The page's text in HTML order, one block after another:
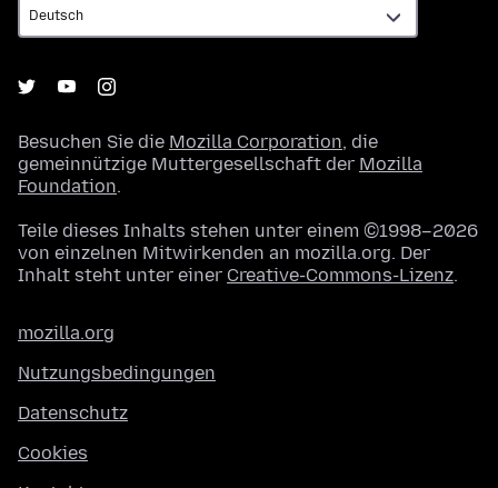
Besuchen Sie die Mozilla Corporation, die
gemeinnützige Muttergesellschaft der Mozilla
Foundation.
Teile dieses Inhalts stehen unter einem ©1998–2026
von einzelnen Mitwirkenden an mozilla.org. Der
Inhalt steht unter einer Creative-Commons-Lizenz.
mozilla.org
Nutzungsbedingungen
Datenschutz
Cookies